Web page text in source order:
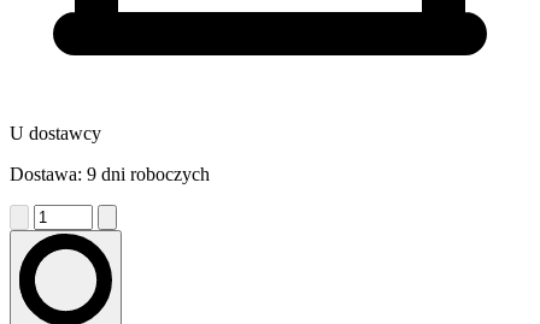
U dostawcy
Dostawa: 9 dni roboczych